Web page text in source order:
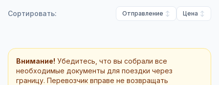
Сортировать: Отправление Цена
Внимание! Убедитесь, что вы собрали все
необходимые документы для поездки через
границу. Перевозчик вправе не возвращать